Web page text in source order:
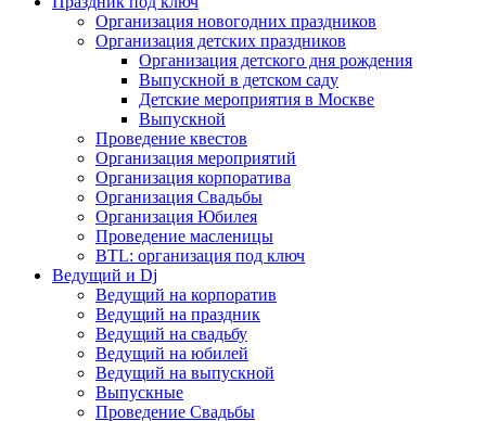
Организация новогодних праздников
Организация детских праздников
Организация детского дня рождения
Выпускной в детском саду
Детские мероприятия в Москве
Выпускной
Проведение квестов
Организация мероприятий
Организация корпоратива
Организация Свадьбы
Организация Юбилея
Проведение масленицы
BTL: организация под ключ
Ведущий и Dj
Ведущий на корпоратив
Ведущий на праздник
Ведущий на свадьбу
Ведущий на юбилей
Ведущий на выпускной
Выпускные
Проведение Свадьбы